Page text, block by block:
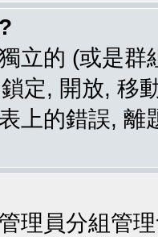
立的 (或是
定, 開放, 移
上的錯誤, 離
理員分組管